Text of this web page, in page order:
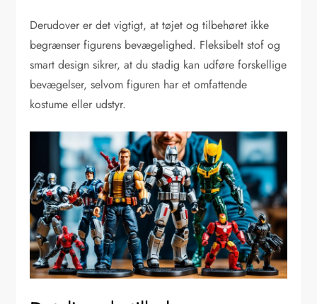
Derudover er det vigtigt, at tøjet og tilbehøret ikke
begrænser figurens bevægelighed. Fleksibelt stof og
smart design sikrer, at du stadig kan udføre forskellige
bevægelser, selvom figuren har et omfattende
kostume eller udstyr.